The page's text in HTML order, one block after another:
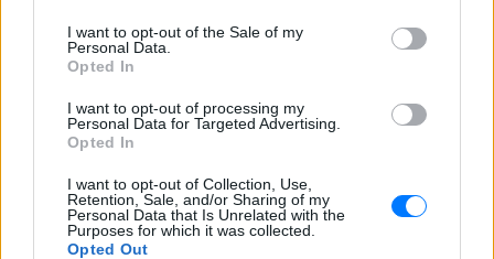
I want to opt-out of the Sale of my
Personal Data.
Opted In
I want to opt-out of processing my
Personal Data for Targeted Advertising.
Opted In
I want to opt-out of Collection, Use,
Retention, Sale, and/or Sharing of my
Personal Data that Is Unrelated with the
Purposes for which it was collected.
Opted Out